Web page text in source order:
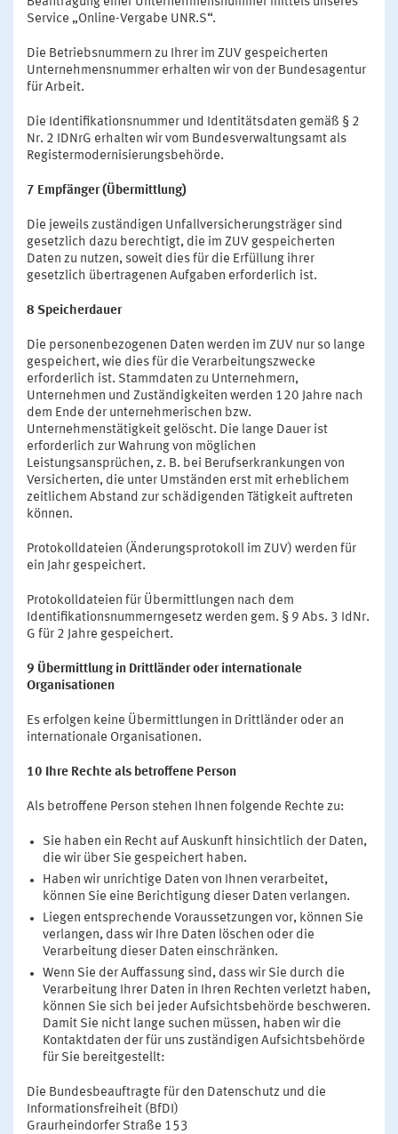
Service „Online-Vergabe UNR.S“.
Die Betriebsnummern zu Ihrer im ZUV gespeicherten
Unternehmensnummer erhalten wir von der Bundesagentur
für Arbeit.
Die Identifikationsnummer und Identitätsdaten gemäß § 2
Nr. 2 IDNrG erhalten wir vom Bundesverwaltungsamt als
Registermodernisierungsbehörde.
7 Empfänger (Übermittlung)
Die jeweils zuständigen Unfallversicherungsträger sind
gesetzlich dazu berechtigt, die im ZUV gespeicherten
Daten zu nutzen, soweit dies für die Erfüllung ihrer
gesetzlich übertragenen Aufgaben erforderlich ist.
8 Speicherdauer
Die personenbezogenen Daten werden im ZUV nur so lange
gespeichert, wie dies für die Verarbeitungszwecke
erforderlich ist. Stammdaten zu Unternehmern,
Unternehmen und Zuständigkeiten werden 120 Jahre nach
dem Ende der unternehmerischen bzw.
Unternehmenstätigkeit gelöscht. Die lange Dauer ist
erforderlich zur Wahrung von möglichen
Leistungsansprüchen, z. B. bei Berufserkrankungen von
Versicherten, die unter Umständen erst mit erheblichem
zeitlichem Abstand zur schädigenden Tätigkeit auftreten
können.
Protokolldateien (Änderungsprotokoll im ZUV) werden für
ein Jahr gespeichert.
Protokolldateien für Übermittlungen nach dem
Identifikationsnummerngesetz werden gem. § 9 Abs. 3 IdNr.
G für 2 Jahre gespeichert.
9 Übermittlung in Drittländer oder internationale
Organisationen
Es erfolgen keine Übermittlungen in Drittländer oder an
internationale Organisationen.
10 Ihre Rechte als betroffene Person
Als betroffene Person stehen Ihnen folgende Rechte zu:
Sie haben ein Recht auf Auskunft hinsichtlich der Daten,
die wir über Sie gespeichert haben.
Haben wir unrichtige Daten von Ihnen verarbeitet,
können Sie eine Berichtigung dieser Daten verlangen.
Liegen entsprechende Voraussetzungen vor, können Sie
verlangen, dass wir Ihre Daten löschen oder die
Verarbeitung dieser Daten einschränken.
Wenn Sie der Auffassung sind, dass wir Sie durch die
Verarbeitung Ihrer Daten in Ihren Rechten verletzt haben,
können Sie sich bei jeder Aufsichtsbehörde beschweren.
Damit Sie nicht lange suchen müssen, haben wir die
Kontaktdaten der für uns zuständigen Aufsichtsbehörde
für Sie bereitgestellt:
Die Bundesbeauftragte für den Datenschutz und die
Informationsfreiheit (BfDI)
Graurheindorfer Straße 153